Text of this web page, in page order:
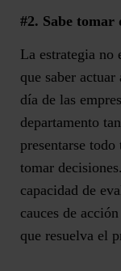
#2. Sabe tomar
La estrategia no
que saber
día de las
departamento
presentarse
tomar
capacidad de
cauces de
que resuelva el